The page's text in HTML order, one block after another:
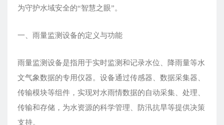
为守护水域安全的“智慧之眼”。
一、雨量监测设备的定义与功能
雨量监测设备是指用于实时监测和记录水位、降雨量等水
文气象数据的专用仪器。设备通过传感器、数据采集器、
传输模块等组件，实现对水雨情数据的自动采集、处理、
传输和存储，为水资源的科学管理、防汛抗旱等提供决策
支持。